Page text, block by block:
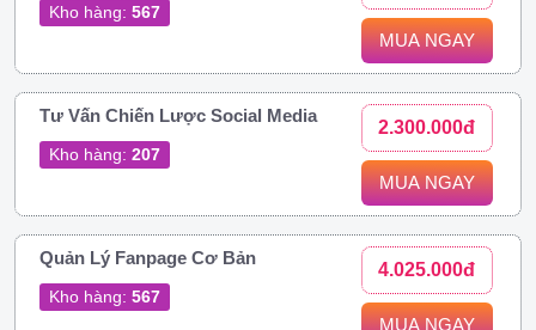
Kho hàng: 567
MUA NGAY
Tư Vấn Chiến Lược Social Media
Kho hàng: 207
2.300.000đ
MUA NGAY
Quản Lý Fanpage Cơ Bản
Kho hàng: 567
4.025.000đ
MUA NGAY